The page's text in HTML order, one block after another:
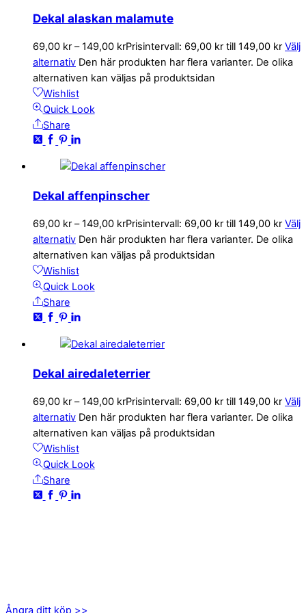
Dekal alaskan malamute
69,00 kr – 149,00 krPrisintervall: 69,00 kr till 149,00 kr Välj
alternativ Den här produkten har flera varianter. De olika
alternativen kan väljas på produktsidan
Wishlist
Quick Look
Share
Dekal affenpinscher
69,00 kr – 149,00 krPrisintervall: 69,00 kr till 149,00 kr Välj
alternativ Den här produkten har flera varianter. De olika
alternativen kan väljas på produktsidan
Wishlist
Quick Look
Share
Dekal airedaleterrier
69,00 kr – 149,00 krPrisintervall: 69,00 kr till 149,00 kr Välj
alternativ Den här produkten har flera varianter. De olika
alternativen kan väljas på produktsidan
Wishlist
Quick Look
Share
Ångra ditt köp >>